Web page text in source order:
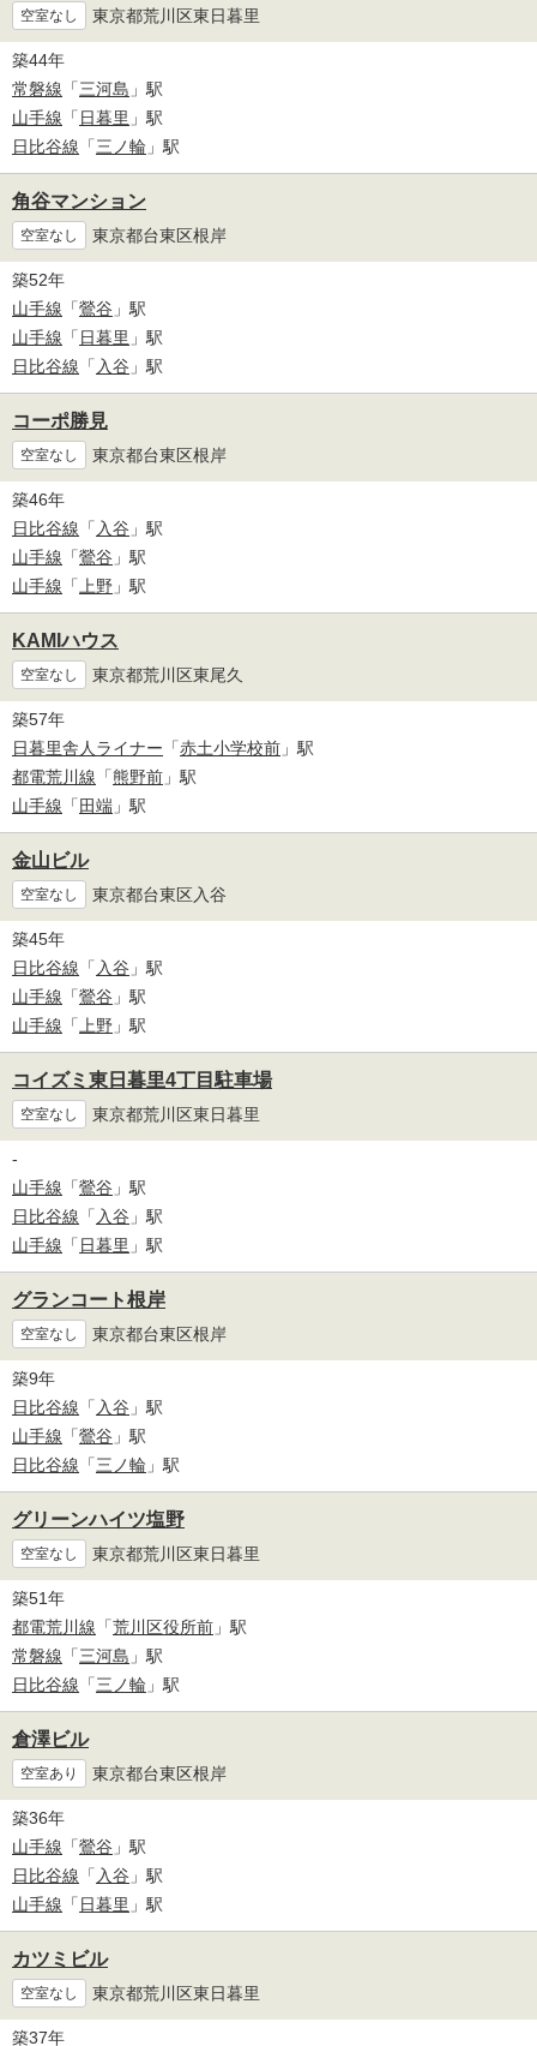
空室なし 東京都荒川区東日暮里
築44年
常磐線 「三河島 」駅
山手線 「 日暮里 」駅
日比谷線 「三ノ輪 」駅
角谷マンション
空室なし 東京都台東区根岸
築52年
山手線 「鶯谷 」駅
山手線 「 日暮里 」駅
日比谷線 「 入谷 」駅
コーポ勝見
空室なし 東京都台東区根岸
築46年
日比谷線 「 入谷 」駅
山手線 「鶯谷 」駅
山手線 「 上野 」駅
KAMIハウス
空室なし 東京都荒川区東尾久
築57年
日暮里舎人ライナー 「赤土小学校前 」駅
都電荒川線 「熊野前 」駅
山手線 「 田端 」駅
金山ビル
空室なし 東京都台東区入谷
築45年
日比谷線 「 入谷 」駅
山手線 「鶯谷 」駅
山手線 「 上野 」駅
コイズミ東日暮里4丁目駐車場
空室なし 東京都荒川区東日暮里
-
山手線 「鶯谷 」駅
日比谷線 「 入谷 」駅
山手線 「 日暮里 」駅
グランコート根岸
空室なし 東京都台東区根岸
築9年
日比谷線 「 入谷 」駅
山手線 「鶯谷 」駅
日比谷線 「三ノ輪 」駅
グリーンハイツ塩野
空室なし 東京都荒川区東日暮里
築51年
都電荒川線 「荒川区役所前 」駅
常磐線 「三河島 」駅
日比谷線 「三ノ輪 」駅
倉澤ビル
空室あり 東京都台東区根岸
築36年
山手線 「鶯谷 」駅
日比谷線 「 入谷 」駅
山手線 「 日暮里 」駅
カツミビル
空室なし 東京都荒川区東日暮里
築37年